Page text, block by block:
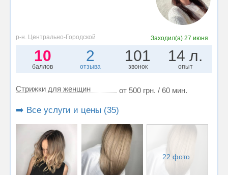
р-н. Центрально-Городской Заходил(а)27 июня
10
баллов
2
отзыва
101
звонок
14 л.
опыт
Стрижки для женщин от 500 грн. / 60 мин.
➡️ Все услуги и цены (35)
22 фото